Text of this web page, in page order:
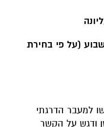
5 ימים או 6 בשבוע (על פי בחירת
למעבר הדרגתי
ודגש על הקשר